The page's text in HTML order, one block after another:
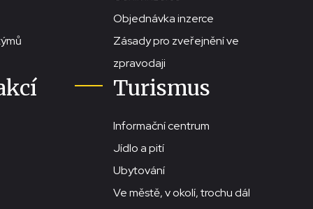
Objednávka inzerce
Zásady pro zveřejnění ve
zpravodaji
Turismus
Informační centrum
Jídlo a pití
Ubytování
Ve městě, v okolí, trochu dál